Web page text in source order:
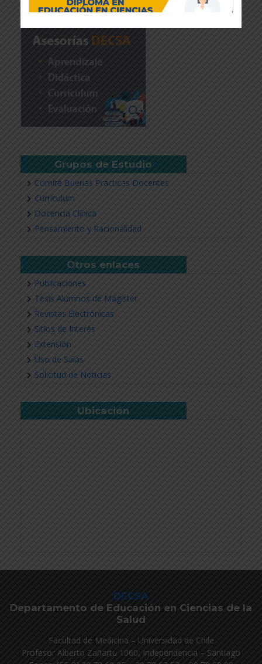
Grupos de Estudio
Comité Buenas Practicas Docentes
Currículum
Docencia Clínica
Pensamiento y Racionalidad
Otros enlaces
Publicaciones
Tesis Alumnos de Magíster
Revistas Electrónicas
Sitios de Interés
Extensión
Uso de Salas
Solicitud de Noticias
Ubicación
DECSA
Departamento de Educación en Ciencias de la
Salud
Facultad de Medicina – Universidad de Chile
Profesor Alberto Zañartu 1060, Independencia – Santiago